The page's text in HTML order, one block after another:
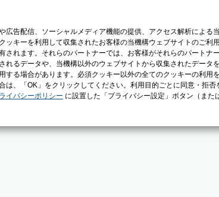
告配信、ソーシャルメディア機能の提供、アクセス解析による
キーを利用して収集されたお客様の当機構ウェブサイトのご利
れます。それらのパートナーでは、お客様がそれらのパートナ
るデータや、当機構以外のウェブサイトから収集されたデータ
る場合があります。必須クッキー以外の全てのクッキーの利用
、「OK」をクリックしてください。利用目的ごとに同意・拒否
イバシーポリシー に設置した「プライバシー設定」ボタン（また